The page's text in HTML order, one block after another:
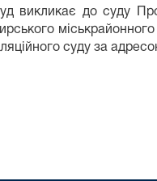
викликає до суду
суду за